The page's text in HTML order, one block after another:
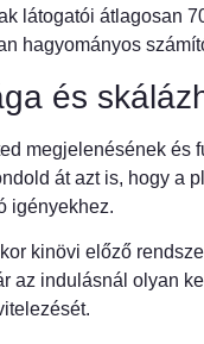
látogatói átlagosan
hagyományos
és
megjelenésének és
át azt is, hogy a
igényekhez.
kinövi előző
az indulásnál olyan